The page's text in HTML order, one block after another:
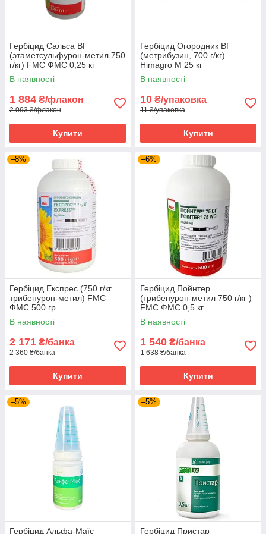
Гербіцид Сальса ВГ
(этаметсульфурон-метил 750
г/кг) FMC ФМС 0,25 кг
В наявності
1 884 ₴/флакон
2 093 ₴/флакон
Купити
Гербіцид Огородник ВГ
(метрибузин, 700 г/кг)
Himagro M 25 кг
В наявності
10 ₴/упаковка
11 ₴/упаковка
Купити
–8%
Гербіцид Експрес (750 г/кг
трибенурон-метил) FMC
ФМС 500 гр
В наявності
2 171 ₴/банка
2 360 ₴/банка
Купити
–6%
Гербіцид Пойнтер
(трибенурон-метил 750 г/кг )
FMC ФМС 0,5 кг
В наявності
1 540 ₴/банка
1 638 ₴/банка
Купити
–5%
Гербіцид Альфа-Маїс
–5%
Гербіцид Пристар